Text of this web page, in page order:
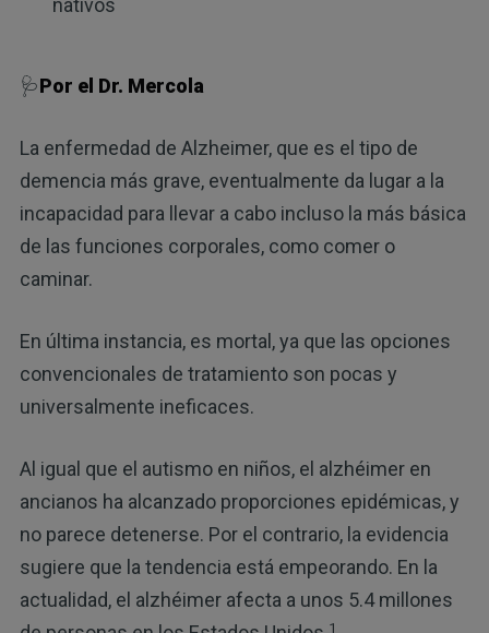
nativos
🩺Por el Dr. Mercola
La enfermedad de Alzheimer, que es el tipo de
demencia más grave, eventualmente da lugar a la
incapacidad para llevar a cabo incluso la más básica
de las funciones corporales, como comer o
caminar.
En última instancia, es mortal, ya que las opciones
convencionales de tratamiento son pocas y
universalmente ineficaces.
Al igual que el autismo en niños, el alzhéimer en
ancianos ha alcanzado proporciones epidémicas, y
no parece detenerse. Por el contrario, la evidencia
sugiere que la tendencia está empeorando. En la
actualidad, el alzhéimer afecta a unos 5.4 millones
1